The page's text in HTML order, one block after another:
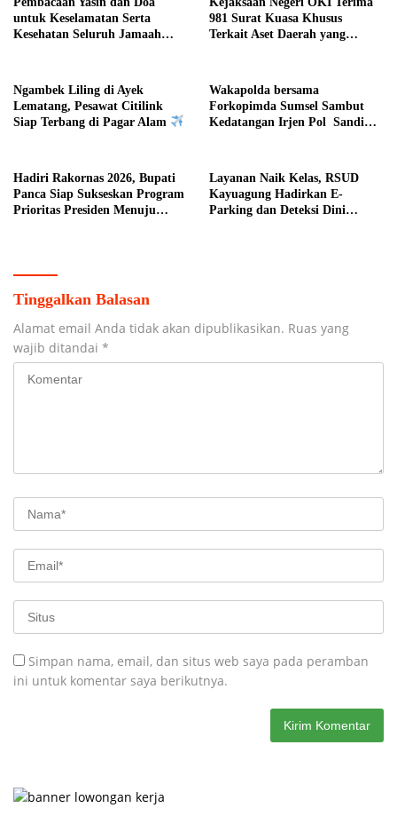
untuk Keselamatan Serta
Kesehatan Seluruh Jamaah
981 Surat Kuasa Khusus
Terkait Aset Daerah yang
Ngambek Liling di Ayek
Lematang, Pesawat Citilink
Siap Terbang di Pagar Alam
Wakapolda bersama
Forkopimda Sumsel Sambut
Kedatangan Irjen Pol Sandi
Hadiri Rakornas 2026, Bupati
Panca Siap Sukseskan Program
Prioritas Presiden Menuju
Layanan Naik Kelas, RSUD
Kayuagung Hadirkan E-
Parking dan Deteksi Dini
Tinggalkan Balasan
Alamat email Anda tidak akan dipublikasikan. Ruas yang
wajib ditandai *
Simpan nama, email, dan situs web saya pada peramban
ini untuk komentar saya berikutnya.